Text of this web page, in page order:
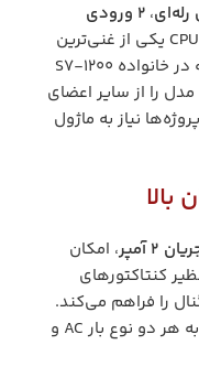
،
۲ ورودی
داخلی، CPU 1215C یکی از غنی‌ترین
گزینه‌ها از نظر ورودی/خروجی یکپارچه در خانواده S7-1200
را از سایر اعضای
نیاز به ماژول
، امکان
کنتاکتورهای
را فراهم می‌کند.
مزیت خروجی رله‌ای، انعطاف در اتصال به هر دو نوع بار AC و